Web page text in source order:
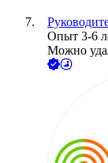
Опыт 3-6
Можно